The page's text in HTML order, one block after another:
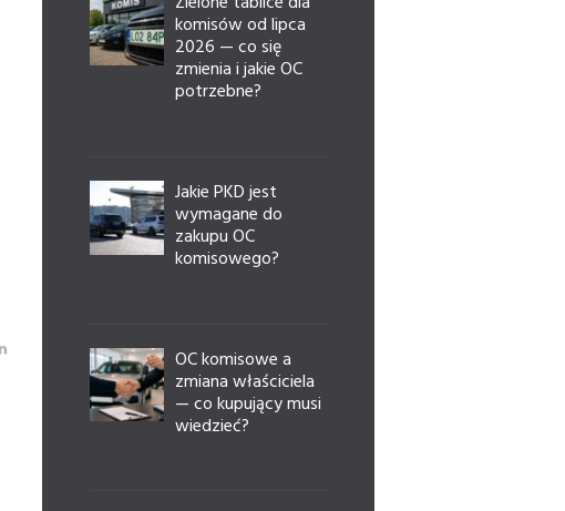
komisów od lipca
2026 — co się
zmienia i jakie OC
potrzebne?
Jakie PKD jest
wymagane do
zakupu OC
komisowego?
OC komisowe a
zmiana właściciela
— co kupujący musi
wiedzieć?